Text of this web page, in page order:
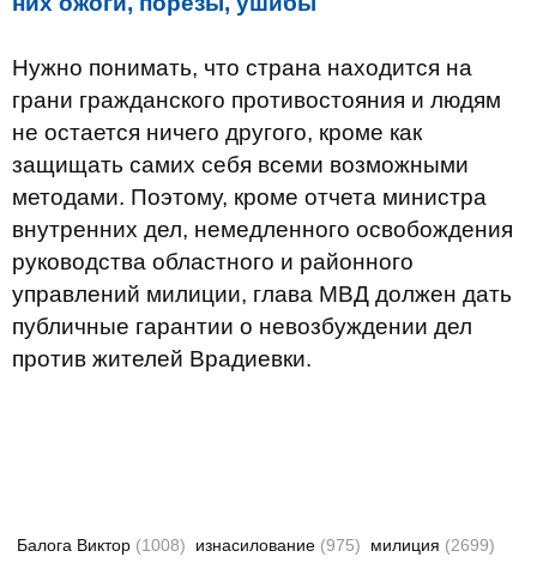
Нужно понимать, что страна находится на
грани гражданского противостояния и людям
не остается ничего другого, кроме как
защищать самих себя всеми возможными
методами. Поэтому, кроме отчета министра
внутренних дел, немедленного освобождения
руководства областного и районного
управлений милиции, глава МВД должен дать
публичные гарантии о невозбуждении дел
против жителей Врадиевки.
Балога Виктор (1008) изнасилование (975) милиция (2699)